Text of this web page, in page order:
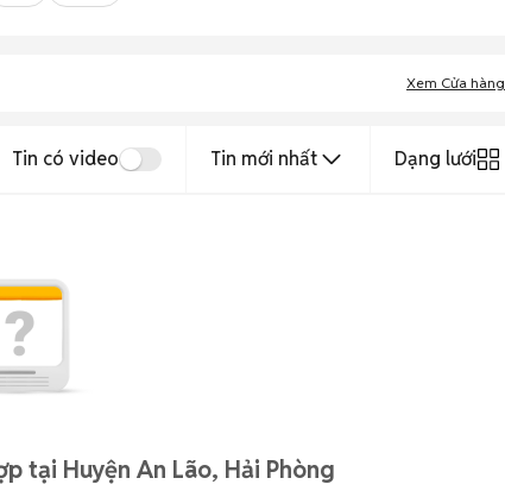
Xem Cửa hàng
Tin có video Tin mới nhất Dạng lưới
tại Huyện An Lão, Hải Phòng